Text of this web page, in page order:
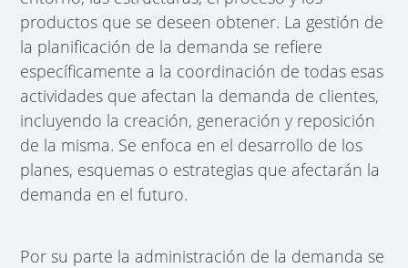
productos que se deseen obtener. La gestión de
la planificación de la demanda se refiere
específicamente a la coordinación de todas esas
actividades que afectan la demanda de clientes,
incluyendo la creación, generación y reposición
de la misma. Se enfoca en el desarrollo de los
planes, esquemas o estrategias que afectarán la
demanda en el futuro.
Por su parte la administración de la demanda se